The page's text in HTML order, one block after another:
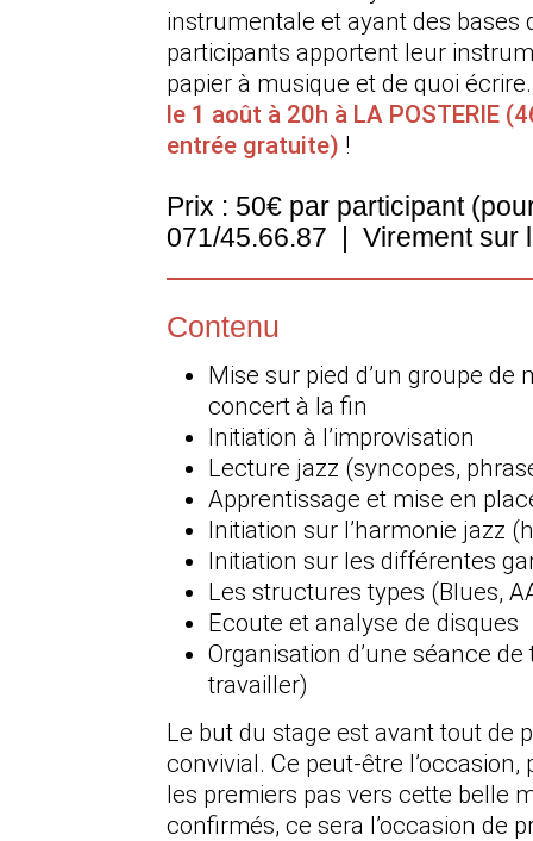
instrumentale et ayant des bases
participants apportent leur
papier à musique et de quoi
le 1 août à 20h à LA POSTERIE
entrée gratuite) !
Prix : 50€ par participant
071/45.66.87 | Virement sur
Contenu
Mise sur pied d’un groupe de
concert à la fin
Initiation à l’improvisation
Lecture jazz (syncopes,
Apprentissage et mise en
Initiation sur l’harmonie jazz
Initiation sur les différentes
Les structures types (Blues,
Ecoute et analyse de disques
Organisation d’une séance
travailler)
Le but du stage est avant tout de
convivial. Ce peut-être
les premiers pas vers cette belle
confirmés, ce sera l’occasion de